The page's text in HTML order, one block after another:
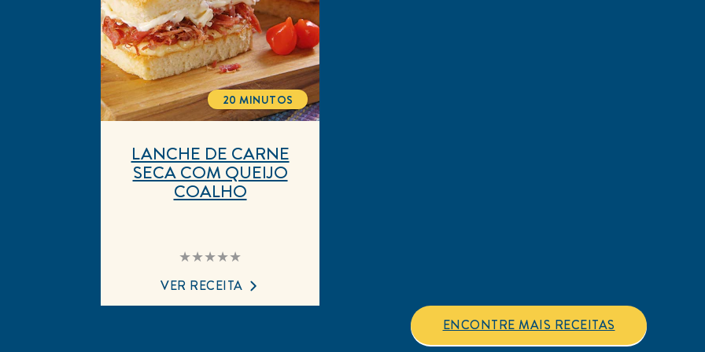
Nenhuma
avaliação
para
LANCHE DE CARNE
SECA COM QUEIJO
COALHO
TOTALTIME
20 MINUTOS
VER RECEITA
ENCONTRE MAIS RECEITAS